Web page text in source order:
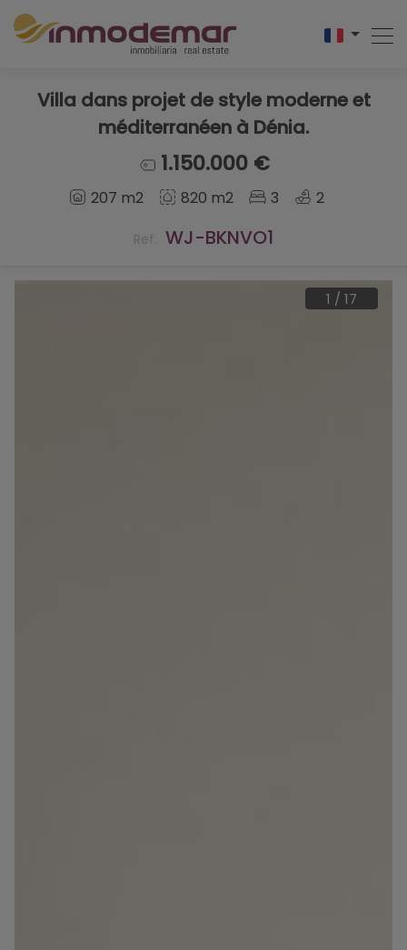
Villa dans projet de style moderne et
méditerranéen à Dénia.
1.150.000 €
207 m2 820 m2 3 2
Ref. WJ-BKNVO1
1 / 17